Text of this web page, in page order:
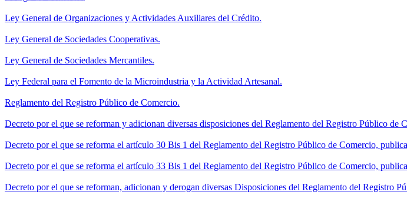
Ley General de Organizaciones y Actividades Auxiliares del Crédito.
Ley General de Sociedades Cooperativas.
Ley General de Sociedades Mercantiles.
Ley Federal para el Fomento de la Microindustria y la Actividad Artesanal.
Reglamento del Registro Público de Comercio.
Decreto por el que se reforman y adicionan diversas disposiciones del Reglamento del Registro Público
Decreto por el que se reforma el artículo 30 Bis 1 del Reglamento del Registro Público de Comercio,
Decreto por el que se reforma el artículo 33 Bis 1 del Reglamento del Registro Público de Comercio,
Decreto por el que se reforman, adicionan y derogan diversas Disposiciones del Reglamento del